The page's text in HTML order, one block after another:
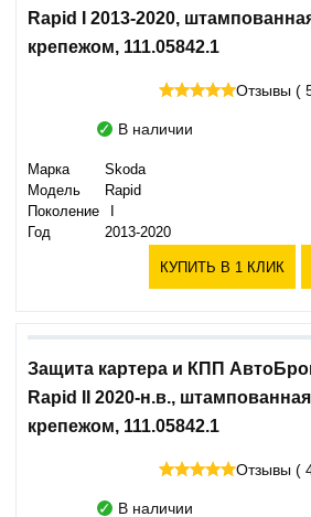
Rapid I 2013-2020,
крепежом, 111.05842.1
Отзывы (
В наличии
Марка
Skoda
Модель
Rapid
Поколение
Год
2013-2020
КУПИТЬ В 1 КЛИК
Защита картера и КПП
Rapid II 2020-н.в.,
крепежом, 111.05842.1
Отзывы (
В наличии